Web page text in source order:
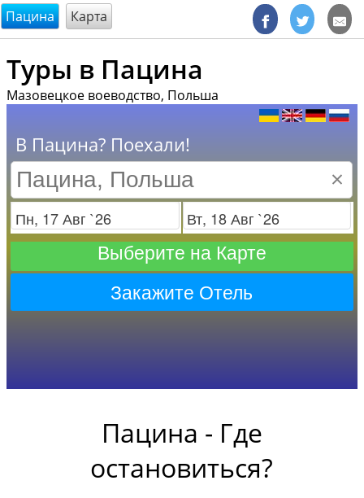
@endsectiom
Пацина Карта
Туры в Пацина
Мазовецкое воеводство, Польша
В Пацина? Поехали!
×
Заезд Отъезд
Выберите на Карте
Закажите Отель
Пацина - Где
остановиться?